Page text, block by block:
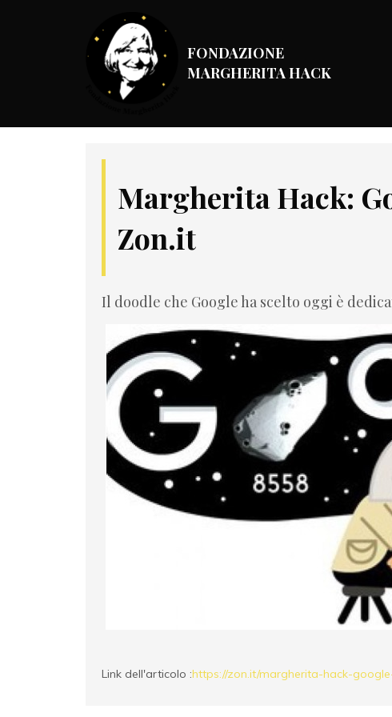
FONDAZIONE
MARGHERITA HACK
Margherita Hack:
Zon.it
Il doodle che Google ha scelto oggi è
Link dell'articolo :https://zon.it/margherita-hack-